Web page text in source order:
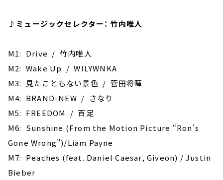
♪ミュージックセレクター： 竹内唯人
M1: Drive / 竹内唯人
M2: Wake Up / WILYWNKA
M3: 見たこともない景色 / 菅田将暉
M4: BRAND-NEW / さなり
M5: FREEDOM / 百足
M6: Sunshine (From the Motion Picture “Ron's
Gone Wrong”)/Liam Payne
M7: Peaches (feat. Daniel Caesar, Giveon) / Justin
Bieber